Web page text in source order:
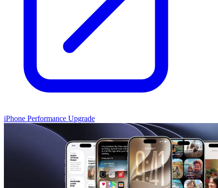
iPhone Performance Upgrade